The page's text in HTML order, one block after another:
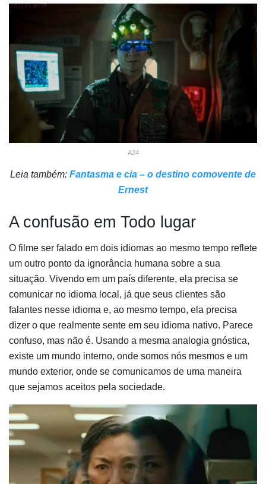
A24
Leia também: Fantasma e cia – o destino comovente de
Ernest
A confusão em Todo lugar
O filme ser falado em dois idiomas ao mesmo tempo reflete
um outro ponto da ignorância humana sobre a sua
situação. Vivendo em um país diferente, ela precisa se
comunicar no idioma local, já que seus clientes são
falantes nesse idioma e, ao mesmo tempo, ela precisa
dizer o que realmente sente em seu idioma nativo. Parece
confuso, mas não é. Usando a mesma analogia gnóstica,
existe um mundo interno, onde somos nós mesmos e um
mundo exterior, onde se comunicamos de uma maneira
que sejamos aceitos pela sociedade.